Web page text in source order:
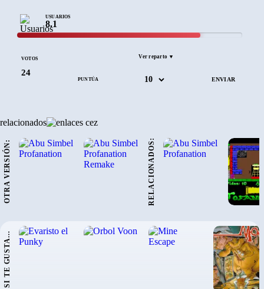
USUARIOS
8.1
VOTOS
24
Ver reparto ▼
PUNTÚA
relacionados
OTRA VERSIÓN: RELACIONADOS: ›
SI TE GUSTA... ›